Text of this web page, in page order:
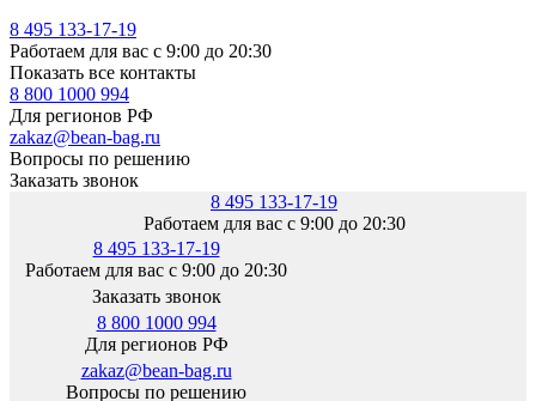
8 495 133-17-19
Работаем для вас с 9:00 до 20:30
Показать все контакты
8 800 1000 994
Для регионов РФ
zakaz@bean-bag.ru
Вопросы по решению
Заказать звонок
8 495 133-17-19
Работаем для вас с 9:00 до 20:30
8 495 133-17-19
Работаем для вас с 9:00 до 20:30
Заказать звонок
8 800 1000 994
Для регионов РФ
zakaz@bean-bag.ru
Вопросы по решению